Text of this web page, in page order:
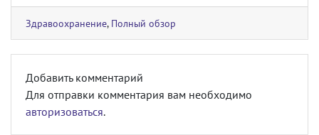
Здравоохранение, Полный обзор
Добавить комментарий
Для отправки комментария вам необходимо
авторизоваться.